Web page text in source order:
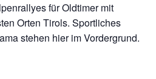
für Oldtimer mit
Orten Tirols. Sportliches
stehen hier im Vordergrund.